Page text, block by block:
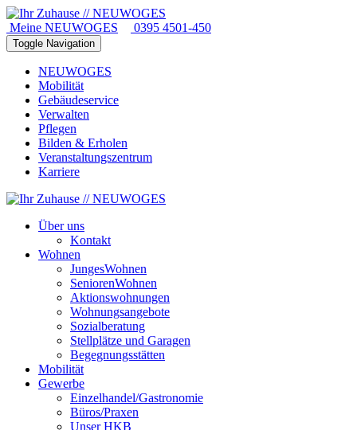
Meine NEUWOGES 0395 4501-450
Toggle Navigation
NEUWOGES
Mobilität
Gebäudeservice
Verwalten
Pflegen
Bilden & Erholen
Veranstaltungszentrum
Karriere
Über uns
Kontakt
Wohnen
JungesWohnen
SeniorenWohnen
Aktionswohnungen
Wohnungsangebote
Sozialberatung
Stellplätze und Garagen
Begegnungsstätten
Mobilität
Gewerbe
Einzelhandel/Gastronomie
Büros/Praxen
Unser HKB